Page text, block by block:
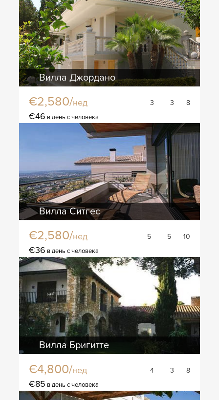
Вилла Джордано
€2,580/нед 3 3 8
€46 в день с человека
Вилла Ситгес
€2,580/нед 5 5 10
€36 в день с человека
Вилла Бригитте
€4,800/нед 4 3 8
€85 в день с человека